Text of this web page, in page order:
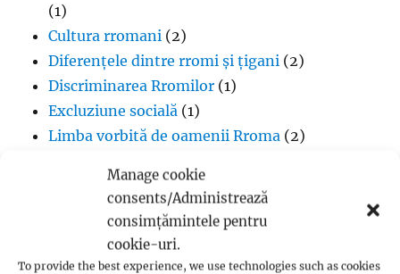
Manage cookie
consents/Administrează
consimțămintele pentru
cookie-uri.
To provide the best experience, we use technologies such as cookies
(1)
Cultura rromani (2)
Diferențele dintre rromi și țigani (2)
Discriminarea Rromilor (1)
Excluziune socială (1)
Limba vorbită de oamenii Rroma (2)
(1)
Proverbe din cultura Rroma
Romii și cultul creștin(1)